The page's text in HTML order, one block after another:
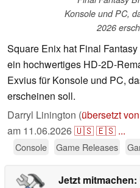
Konsole und PC,
2026
Square Enix hat Final
ein hochwertiges HD-2D-
Exvius für Konsole und PC,
erscheinen soll.
Darryl Linington (übersetzt von
am 11.06.2026🇺🇸🇪🇸 ...
Console Game Releases
Jetzt mitmachen: